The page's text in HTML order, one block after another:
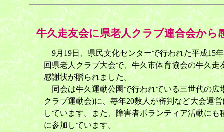
牛久走友会に県老人クラブ連合会か
9月19日、県民文化センターで行われた平成15
回県老人クラブ大会で、牛久市体育協会の牛久走
感謝状が贈られました。
同会は牛久運動公園で行われている三世代の広
クラブ運動会)に、毎年20数人が審判など大会運
しています。また、障害者ボランティア活動にも
に参加しています。